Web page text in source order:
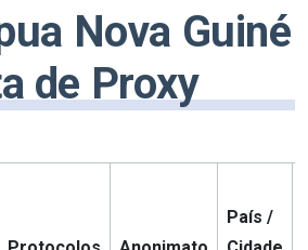
Nova Guiné
de Proxy
País /